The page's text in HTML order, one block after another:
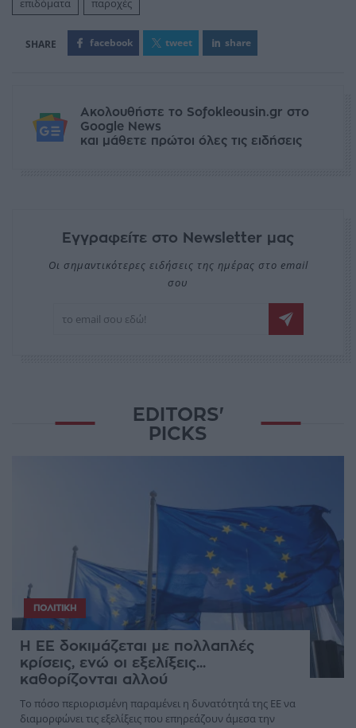
επιδόματα
παροχές
facebook tweet share
Ακολουθήστε το Sofokleousin.gr στο
Google News
και μάθετε πρώτοι όλες τις ειδήσεις
Εγγραφείτε στο Newsletter μας
Οι σημαντικότερες ειδήσεις της ημέρας στο email
σου
EDITORS'
PICKS
ΠΟΛΙΤΙΚΉ
Η ΕΕ δοκιμάζεται με πολλαπλές
κρίσεις, ενώ οι εξελίξεις...
καθορίζονται αλλού
Το πόσο περιορισμένη παραμένει η δυνατότητά της ΕΕ να
διαμορφώνει τις εξελίξεις που επηρεάζουν άμεσα την